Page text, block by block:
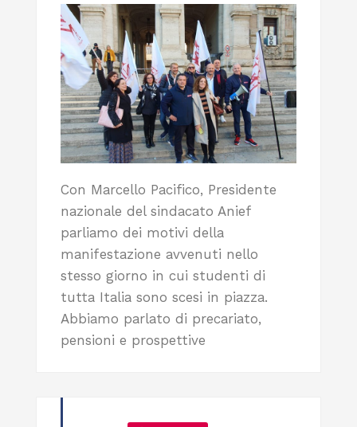
Con Marcello Pacifico, Presidente
nazionale del sindacato Anief
parliamo dei motivi della
manifestazione avvenuti nello
stesso giorno in cui studenti di
tutta Italia sono scesi in piazza.
Abbiamo parlato di precariato,
pensioni e prospettive